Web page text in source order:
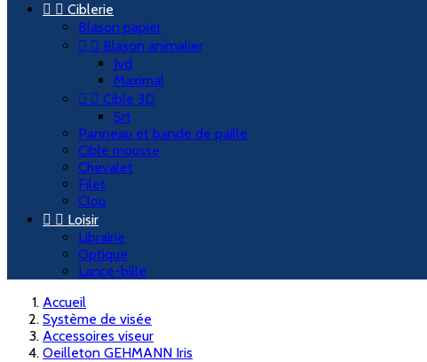
  Ciblerie
Blason papier
  Blason animalier
Jvd
Maximal
  Cible 3D
Srt
Panneau et bande de paille
Cible mousse
Chevalet
Filet
Clou
  Loisir
Librairie
Optique
Lance-bille
Accueil
Système de visée
Accessoires viseur
Oeilleton GEHMANN Iris